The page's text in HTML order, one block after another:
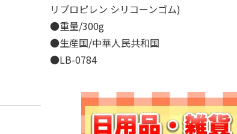
リプロピレン シリコーンゴム)
●重量/300g
●生産国/中華人民共和国
●LB-0784